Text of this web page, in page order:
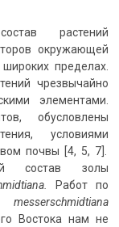
растений
окружающей
пределах.
чрезвычайно
элементами.
обусловлены
условиями
почвы [4, 5, 7].
состав золы
.
Работ по
messerschmidtiana
Востока нам не